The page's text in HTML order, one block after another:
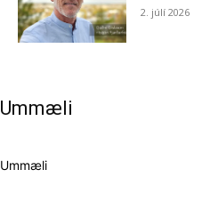
2. júlí 2026
Ummæli
Ummæli